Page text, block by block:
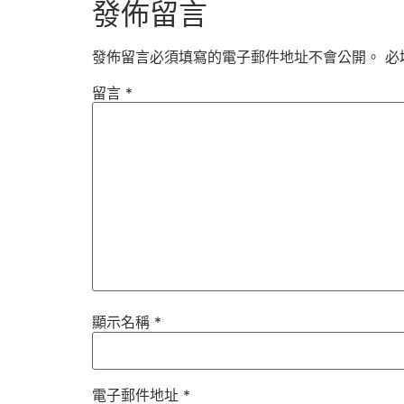
發佈留言
發佈留言必須填寫的電子郵件地址不會公開。 必
留言 *
顯示名稱 *
電子郵件地址 *